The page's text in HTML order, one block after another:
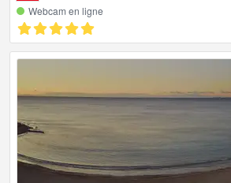
Webcam en ligne